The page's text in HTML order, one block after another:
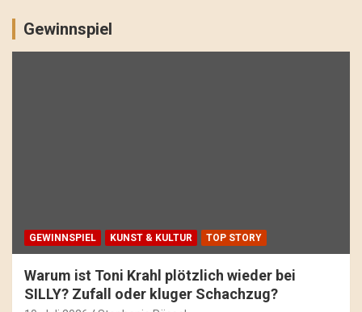
Gewinnspiel
GEWINNSPIEL KUNST & KULTUR TOP STORY
Warum ist Toni Krahl plötzlich wieder bei
SILLY? Zufall oder kluger Schachzug?